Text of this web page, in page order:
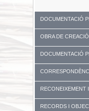
DOCUMENTACIÓ
OBRA DE CREACIÓ
DOCUMENTACIÓ
RECONEIXEMENT
RECORDS I